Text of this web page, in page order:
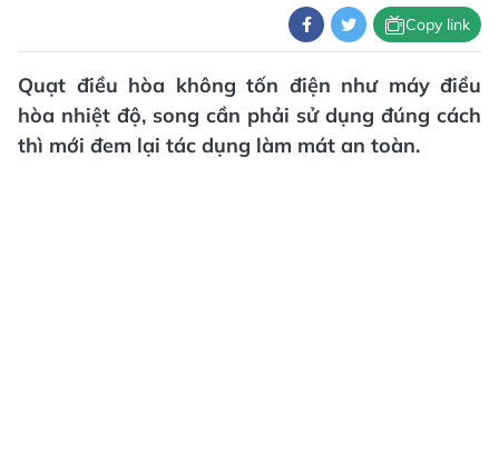
Copy link
Quạt điều hòa không tốn điện như máy điều
hòa nhiệt độ, song cần phải sử dụng đúng cách
thì mới đem lại tác dụng làm mát an toàn.